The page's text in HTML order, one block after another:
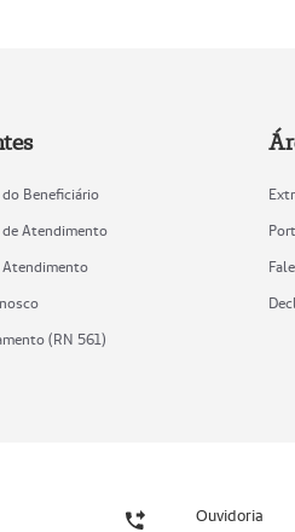
Beneficiário
Atendimento
Atendimento
(RN 561)
Ouvidoria